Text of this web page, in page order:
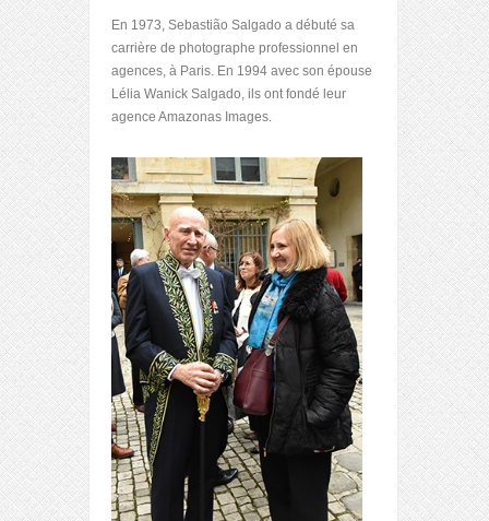
En 1973, Sebastião Salgado a débuté sa
carrière de photographe professionnel en
agences, à Paris. En 1994 avec son épouse
Lélia Wanick Salgado, ils ont fondé leur
agence Amazonas Images.